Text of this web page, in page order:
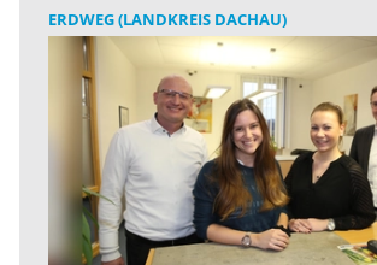
ERDWEG (LANDKREIS DACHAU)